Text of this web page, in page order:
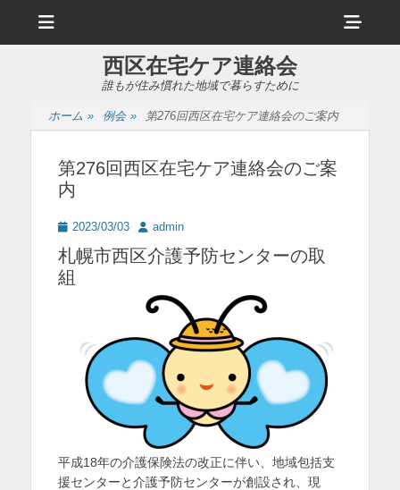
ュ
ヘ
ッ
サ
西区在宅ケア連絡会
誰もが住み慣れた地域で暮らすために
ホーム » 例会 » 第276回西区在宅ケア連絡会のご案内
第276回西区在宅ケア連絡会のご案
内
投
稿
日
2023/03/03
投
者
admin
札幌市西区介護予防センターの取
組
平成18年の介護保険法の改正に伴い、地域包括支
援センターと介護予防センターが創設され、現